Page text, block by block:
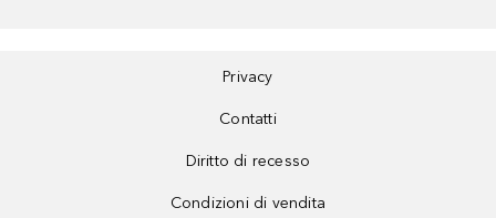
Privacy
Contatti
Diritto di recesso
Condizioni di vendita